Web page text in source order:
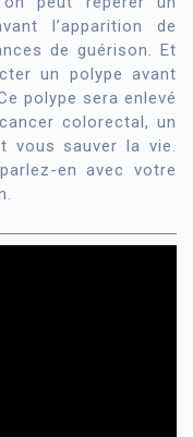
l’apparition de
de guérison. Et
un polype avant
polype sera enlevé
colorectal, un
vous sauver la vie.
en avec votre